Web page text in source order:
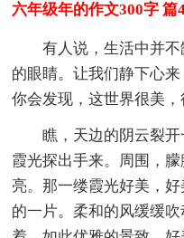
六年级年的作文300字 篇
有人说，生活中并
的眼睛。让我们静下心来
你会发现，这世界很美
瞧，天边的阴云裂
霞光探出手来。周围，
亮。那一缕霞光好美，
的一片。柔和的风缓缓